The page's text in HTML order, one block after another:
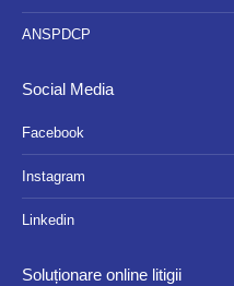
ANSPDCP
Social Media
Facebook
Instagram
Linkedin
Soluționare online litigii